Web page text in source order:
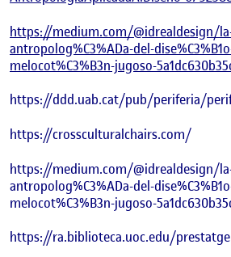
https://medium.com/@idrealdesign/
antropolog%C3%ADa-del-
melocot%C3%B3n-jugoso-
https://ddd.uab.cat/pub/periferia/
https://crossculturalchairs.com/
https://medium.com/@idrealdesign/
antropolog%C3%ADa-del-
melocot%C3%B3n-jugoso-
https://ra.biblioteca.uoc.edu/